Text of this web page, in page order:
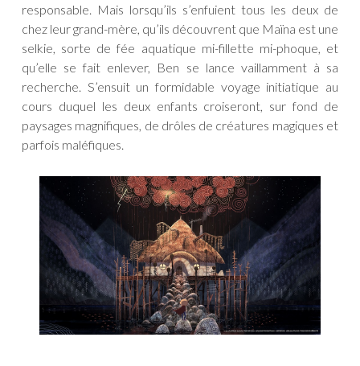
responsable. Mais lorsqu’ils s’enfuient tous les deux de
chez leur grand-mère, qu’ils découvrent que Maïna est une
selkie, sorte de fée aquatique mi-fillette mi-phoque, et
qu’elle se fait enlever, Ben se lance vaillamment à sa
recherche. S’ensuit un formidable voyage initiatique au
cours duquel les deux enfants croiseront, sur fond de
paysages magnifiques, de drôles de créatures magiques et
parfois maléfiques.